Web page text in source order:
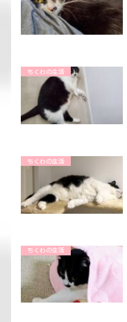
ちくわの生活
ちくわの生活
ちくわの生活